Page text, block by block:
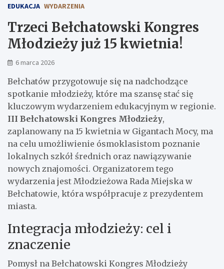
EDUKACJA WYDARZENIA
Trzeci Bełchatowski Kongres
Młodzieży już 15 kwietnia!
6 marca 2026
Bełchatów przygotowuje się na nadchodzące
spotkanie młodzieży, które ma szansę stać się
kluczowym wydarzeniem edukacyjnym w regionie.
III Bełchatowski Kongres Młodzieży,
zaplanowany na 15 kwietnia w Gigantach Mocy, ma
na celu umożliwienie ósmoklasistom poznanie
lokalnych szkół średnich oraz nawiązywanie
nowych znajomości. Organizatorem tego
wydarzenia jest Młodzieżowa Rada Miejska w
Bełchatowie, która współpracuje z prezydentem
miasta.
Integracja młodzieży: cel i
znaczenie
Pomysł na Bełchatowski Kongres Młodzieży